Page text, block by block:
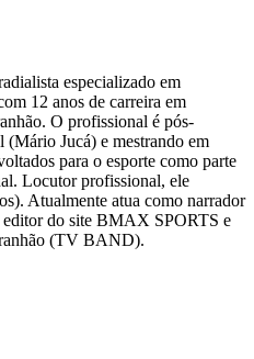
especializado em
12 anos de carreira em
O profissional é pós-
(Mário Jucá) e mestrando em
para o esporte como parte
Locutor profissional, ele
Atualmente atua como narrador
do site BMAX SPORTS e
(TV BAND).